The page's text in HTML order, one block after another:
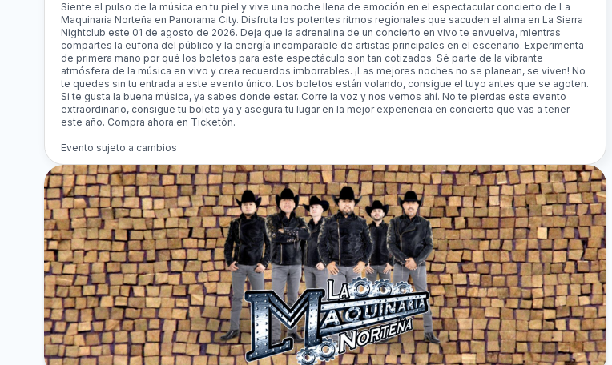
Siente el pulso de la música en tu piel y vive una noche llena de emoción en el espectacular concierto de La
Maquinaria Norteña en Panorama City. Disfruta los potentes ritmos regionales que sacuden el alma en La Sierra
Nightclub este 01 de agosto de 2026. Deja que la adrenalina de un concierto en vivo te envuelva, mientras
compartes la euforia del público y la energía incomparable de artistas principales en el escenario. Experimenta
de primera mano por qué los boletos para este espectáculo son tan cotizados. Sé parte de la vibrante
atmósfera de la música en vivo y crea recuerdos imborrables. ¡Las mejores noches no se planean, se viven! No
te quedes sin tu entrada a este evento único. Los boletos están volando, consigue el tuyo antes que se agoten.
Si te gusta la buena música, ya sabes donde estar. Corre la voz y nos vemos ahí. No te pierdas este evento
extraordinario, consigue tu boleto ya y asegura tu lugar en la mejor experiencia en concierto que vas a tener
este año. Compra ahora en Ticketón.
Evento sujeto a cambios